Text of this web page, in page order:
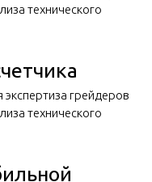
технического
грейдеров
технического